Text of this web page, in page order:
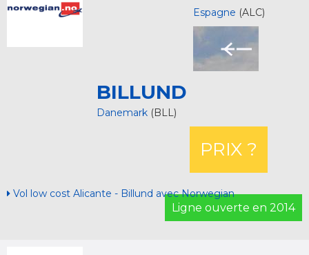
Espagne (ALC)
BILLUND
Danemark (BLL)
PRIX ?
Vol low cost Alicante - Billund avec Norwegian
Ligne ouverte en 2014